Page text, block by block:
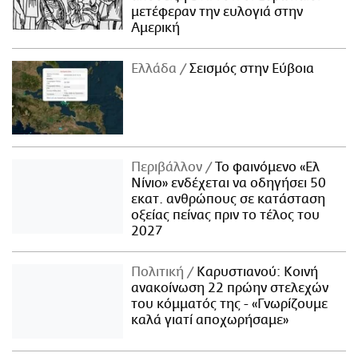
μετέφεραν την ευλογιά στην
Αμερική
Ελλάδα Σεισμός στην Εύβοια
Περιβάλλον
Το φαινόμενο «Ελ
Νίνιο» ενδέχεται να οδηγήσει 50
εκατ. ανθρώπους σε κατάσταση
οξείας πείνας πριν το τέλος του
2027
Πολιτική
Καρυστιανού: Κοινή
ανακοίνωση 22 πρώην στελεχών
του κόμματός της - «Γνωρίζουμε
καλά γιατί αποχωρήσαμε»